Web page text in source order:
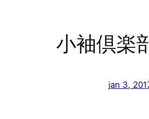
小袖倶楽
jan 3,